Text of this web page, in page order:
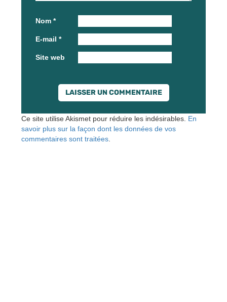
Nom *
E-mail *
Site web
Ce site utilise Akismet pour réduire les indésirables. En
savoir plus sur la façon dont les données de vos
commentaires sont traitées